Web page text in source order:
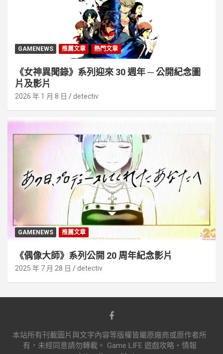
GAMENEWS 推薦文章 熱門文章
《女神異聞錄》系列迎來 30 週年 ─ 公開紀念圖
片及影片
2026 年 1 月 8 日 detectiv
GAMENEWS 推薦文章
《偶像大師》系列公開 20 周年紀念影片
2025 年 7 月 28 日 detectiv
本站所有刊載圖片與文字內容等版權皆屬原廠商或原作者所
有，未經同意請勿轉載。 Game LIFE 遊戲攻略‧情報